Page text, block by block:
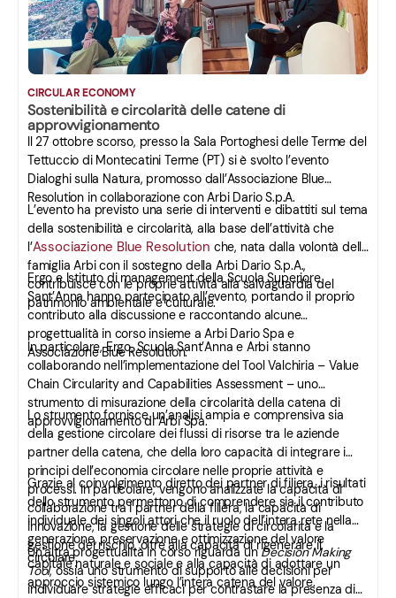
CIRCULAR ECONOMY
Sostenibilità e circolarità delle catene di
approvvigionamento
Il 27 ottobre scorso, presso la Sala Portoghesi delle Terme del
Tettuccio di Montecatini Terme (PT) si è svolto l’evento
Dialoghi sulla Natura, promosso dall’Associazione Blue
Resolution in collaborazione con Arbi Dario S.p.A.
L’evento ha previsto una serie di interventi e dibattiti sul tema
della sostenibilità e circolarità, alla base dell’attività che
l’Associazione Blue Resolution che, nata dalla volontà della
famiglia Arbi con il sostegno della Arbi Dario S.p.A.,
contribuisce con le proprie attività alla salvaguardia del
patrimonio ambientale e culturale.
Ergo e Istituto di management della Scuola Superiore
Sant’Anna hanno partecipato all’evento, portando il proprio
contributo alla discussione e raccontando alcune
progettualità in corso insieme a Arbi Dario Spa e
Associazione Blue Resolution.
In particolare, Ergo, Scuola Sant’Anna e Arbi stanno
collaborando nell’implementazione del Tool Valchiria – Value
Chain Circularity and Capabilities Assessment – uno
strumento di misurazione della circolarità della catena di
approvvigionamento di Arbi Spa.
Lo strumento fornisce un’analisi ampia e comprensiva sia
della gestione circolare dei flussi di risorse tra le aziende
partner della catena, che della loro capacità di integrare i
principi dell’economia circolare nelle proprie attività e
processi. In particolare, vengono analizzate la capacità di
collaborazione tra i partner della filiera, la capacità di
innovazione, la gestione delle strategie di circolarità e la
gestione del rischio, oltre alla capacità di rigenerare il
capitale naturale e sociale e alla capacità di adottare un
approccio sistemico lungo l’intera catena del valore.
Grazie al coinvolgimento diretto dei partner di filiera, i risultati
dello strumento permettono di comprendere sia il contributo
individuale dei singoli attori che il ruolo dell’intera rete nella
generazione, preservazione e ottimizzazione del valore
circolare.
Un’altra progettualità in corso riguarda unDecision Making
Tool, ossia uno strumento di supporto alle decisioni per
individuare strategie efficaci per contrastare la presenza di